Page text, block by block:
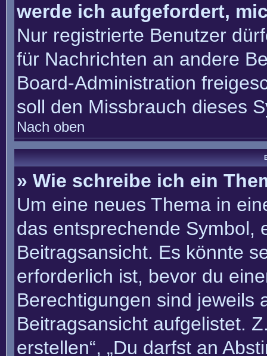
werde ich aufgefordert,
Nur registrierte Benutzer
für Nachrichten an andere
Board-Administration
soll den Missbrauch dieses
Nach oben
» Wie schreibe ich ein
Um eine neues Thema in
das entsprechende Symbol,
Beitragsansicht. Es könnte
erforderlich ist, bevor du
Berechtigungen sind jeweils
Beitragsansicht aufgelistet.
erstellen“, „Du darfst an